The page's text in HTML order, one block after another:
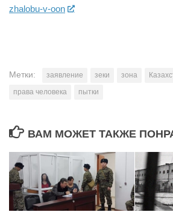
zhalobu-v-oon
Метки: заявление зеки зона
права человека
пытки
ВАМ МОЖЕТ ТАКЖЕ